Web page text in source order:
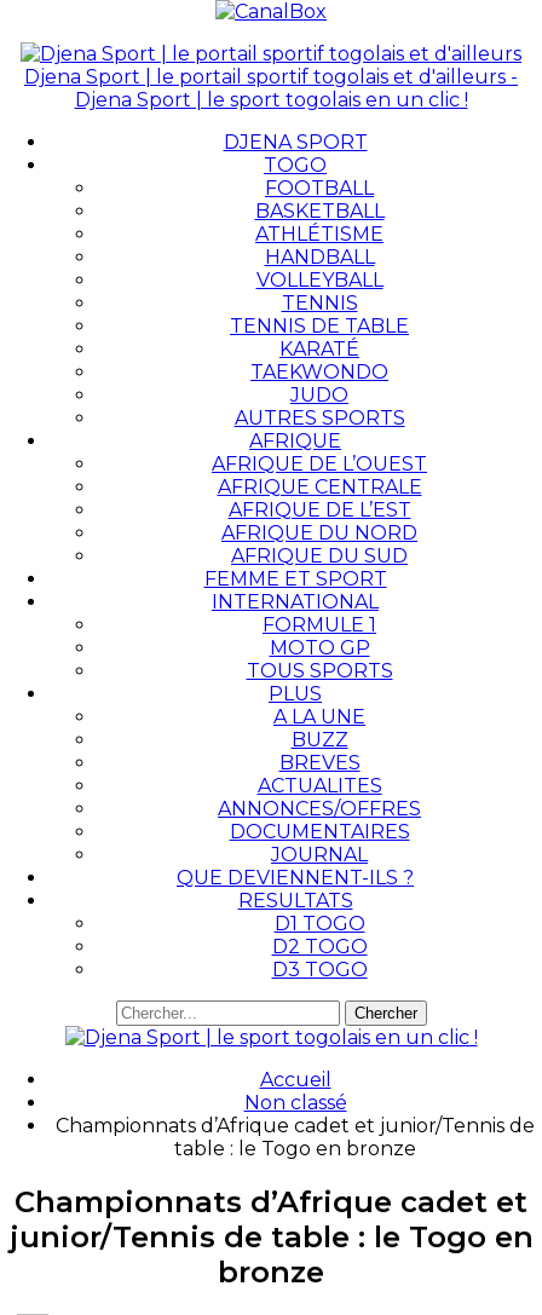
Djena Sport | le portail sportif togolais et d'ailleurs -
Djena Sport | le sport togolais en un clic !
DJENA SPORT
TOGO
FOOTBALL
BASKETBALL
ATHLÉTISME
HANDBALL
VOLLEYBALL
TENNIS
TENNIS DE TABLE
KARATÉ
TAEKWONDO
JUDO
AUTRES SPORTS
AFRIQUE
AFRIQUE DE L’OUEST
AFRIQUE CENTRALE
AFRIQUE DE L’EST
AFRIQUE DU NORD
AFRIQUE DU SUD
FEMME ET SPORT
INTERNATIONAL
FORMULE 1
MOTO GP
TOUS SPORTS
PLUS
A LA UNE
BUZZ
BREVES
ACTUALITES
ANNONCES/OFFRES
DOCUMENTAIRES
JOURNAL
QUE DEVIENNENT-ILS ?
RESULTATS
D1 TOGO
D2 TOGO
D3 TOGO
Accueil
Non classé
Championnats d’Afrique cadet et junior/Tennis de
table : le Togo en bronze
Championnats d’Afrique cadet et
junior/Tennis de table : le Togo en
bronze